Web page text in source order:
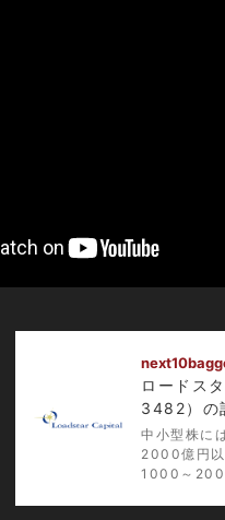
ロードス
3482）の
中小型株に
2000億円以
1000～